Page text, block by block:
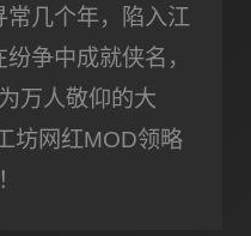
几个年，陷入江
争中成就侠名，
万人敬仰的大
坊网红MOD领略